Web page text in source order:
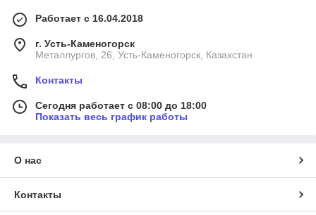
Работает с 16.04.2018
г. Усть-Каменогорск
Металлургов, 26, Усть-Каменогорск, Казахстан
Контакты
Сегодня работает с 08:00 до 18:00
Показать весь график работы
О нас
Контакты